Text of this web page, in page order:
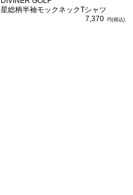
星総柄半袖モックネックTシャツ
7,370